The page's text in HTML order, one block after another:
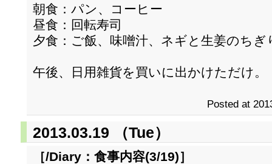
朝食：パン、コーヒー
昼食：回転寿司
夕食：ご飯、味噌汁、ネギと生姜のちぎ
午後、日用雑貨を買いに出かけただけ。
Posted at
2013.03.19 （Tue）
［/Diary： 食事内容(3/19)］